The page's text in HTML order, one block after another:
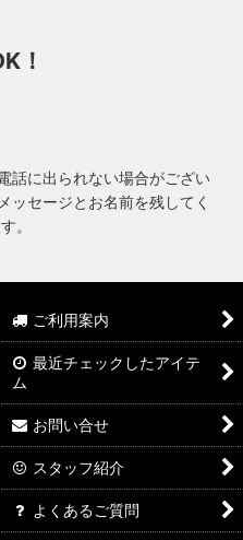
！
話に出られない場合がござい
ッセージとお名前を残してく
。
ご利用案内
最近チェックしたアイテ
ム
お問い合せ
スタッフ紹介
よくあるご質問